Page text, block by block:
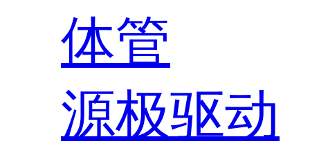
体管
源极驱动